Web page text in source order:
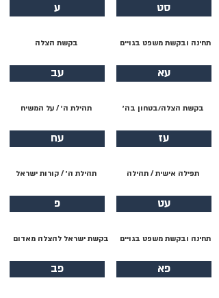
סט
תחינה ובקשת משפט בגויים
עא
בקשת הצלה/בטחון בה׳
עז
תפילה אישית / תהילה
עט
תחינה ובקשת משפט בגויים
פא
ע
בקשת הצלה
עב
תהילת ה׳ / על המשיח
עח
תהילת ה׳ / קורות ישראל
פ
בקשת ישראל להצלה מאדום
פב